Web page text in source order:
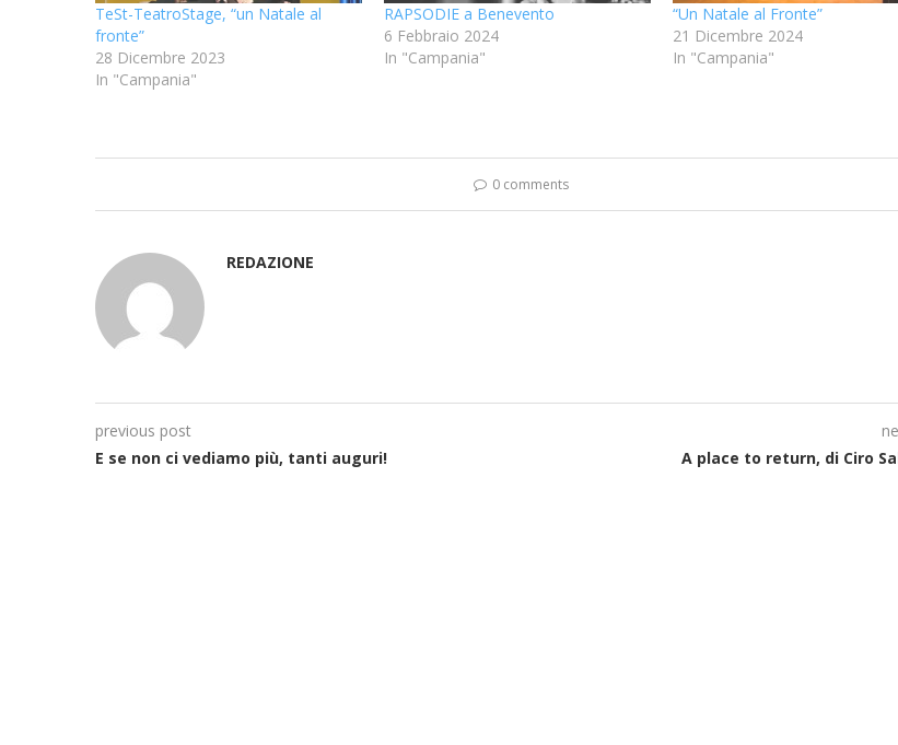
TeSt-TeatroStage, “un Natale al
fronte”
28 Dicembre 2023
In "Campania"
RAPSODIE a Benevento
6 Febbraio 2024
In "Campania"
“Un Natale al Fronte”
21 Dicembre 2024
In "Campania"
0 comments
REDAZIONE
previous post
E se non ci vediamo più, tanti auguri!
A place to return, di Ciro